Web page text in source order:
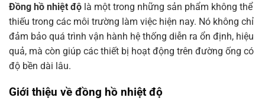
Đồng hồ nhiệt độ là một trong những sản phẩm không thể
thiếu trong các môi trường làm việc hiện nay. Nó không chỉ
đảm bảo quá trình vận hành hệ thống diễn ra ổn định, hiệu
quả, mà còn giúp các thiết bị hoạt động trên đường ống có
độ bền dài lâu.
Giới thiệu về đồng hồ nhiệt độ